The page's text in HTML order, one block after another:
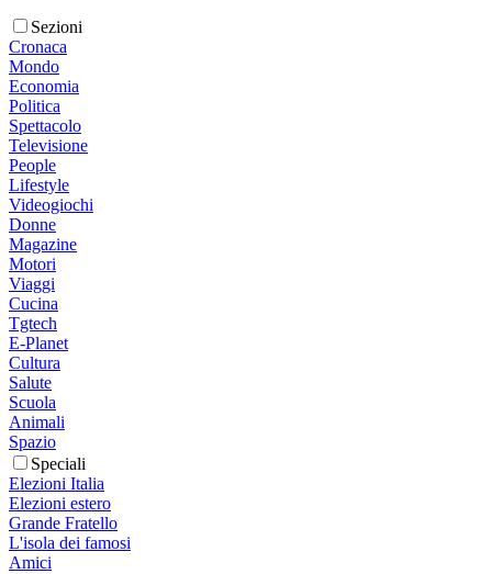
Sezioni
Cronaca
Mondo
Economia
Politica
Spettacolo
Televisione
People
Lifestyle
Videogiochi
Donne
Magazine
Motori
Viaggi
Cucina
Tgtech
E-Planet
Cultura
Salute
Scuola
Animali
Spazio
Speciali
Elezioni Italia
Elezioni estero
Grande Fratello
L'isola dei famosi
Amici